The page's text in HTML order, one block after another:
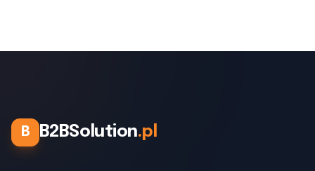
B B2BSolution.pl